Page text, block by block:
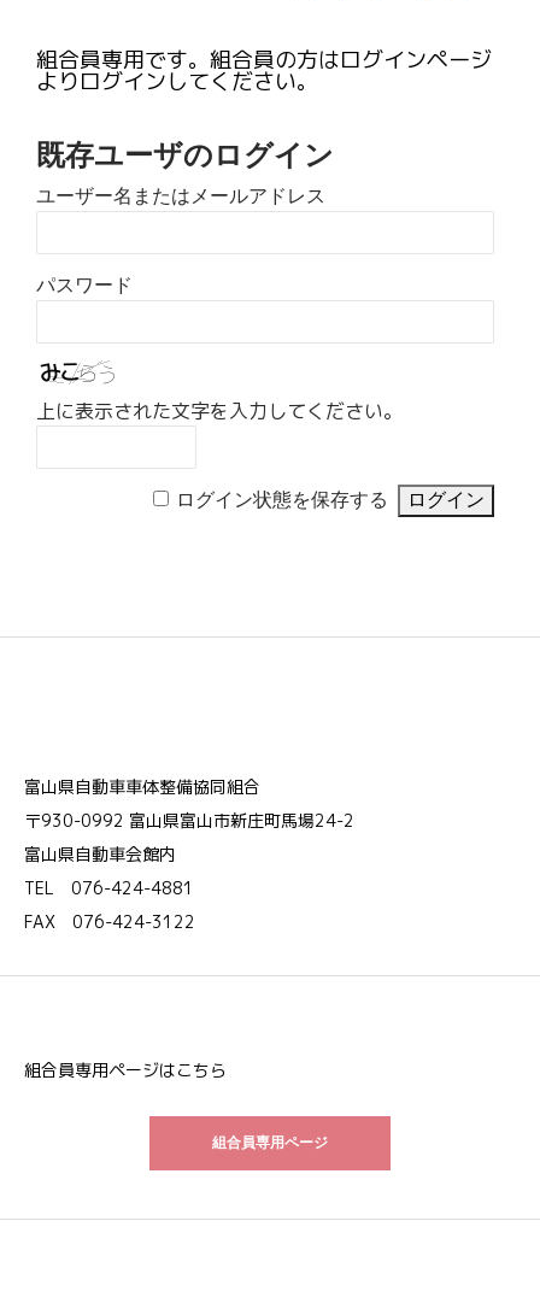
組合員専用です。組合員の方はログインページ
よりログインしてください。
既存ユーザのログイン
ユーザー名またはメールアドレス
パスワード
上に表示された文字を入力してください。
ログイン状態を保存する
富山県自動車車体整備協同組合
〒930-0992 富山県富山市新庄町馬場24-2
富山県自動車会館内
TEL 076-424-4881
FAX 076-424-3122
組合員専用ページはこちら
組合員専用ページ